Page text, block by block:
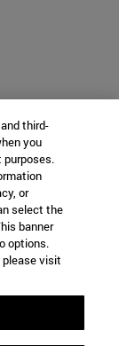
third-
you
purposes.
or
select the
banner
options.
please visit